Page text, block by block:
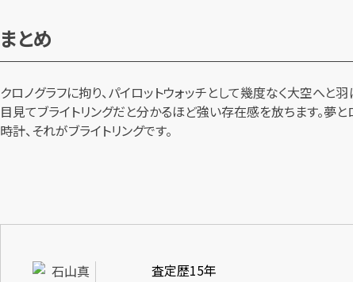
まとめ
クロノグラフに拘り、パイロットウォッチとして幾度なく大空へと
目見てブライトリングだと分かるほど強い存在感を放ちます。夢
時計、それがブライトリングです。
査定歴15年